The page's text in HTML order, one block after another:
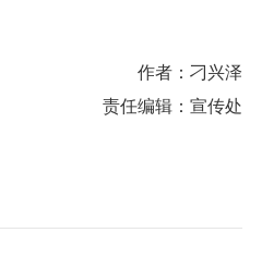
作者：刁兴泽
责任编辑：宣传处